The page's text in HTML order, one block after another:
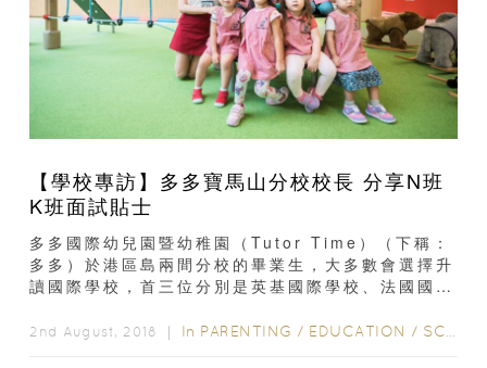
【學校專訪】多多寶馬山分校校長 分享N班
K班面試貼士
多多國際幼兒園暨幼稚園（Tutor Time）（下稱：
多多）於港區島兩間分校的畢業生，大多數會選擇升
讀國際學校，首三位分別是英基國際學校、法國國際
2nd August, 2018 ｜ In PARENTING / EDUCATION / SCHOOL INTERVIEW